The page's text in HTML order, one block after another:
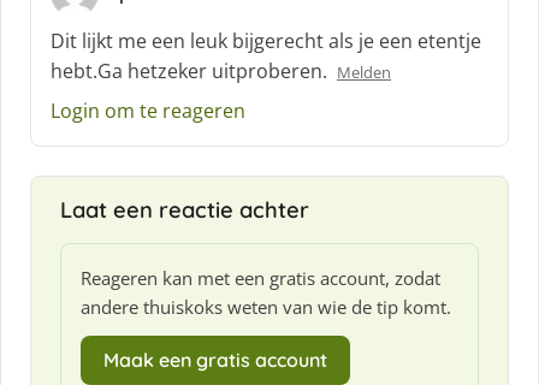
s
c
h
r
e
:
Dit lijkt me een leuk bijgerecht als je een etentje
hebt.Ga hetzeker uitproberen. Melden
Login om te reageren
Laat een reactie achter
Reageren kan met een gratis account, zodat
andere thuiskoks weten van wie de tip komt.
Maak een gratis account